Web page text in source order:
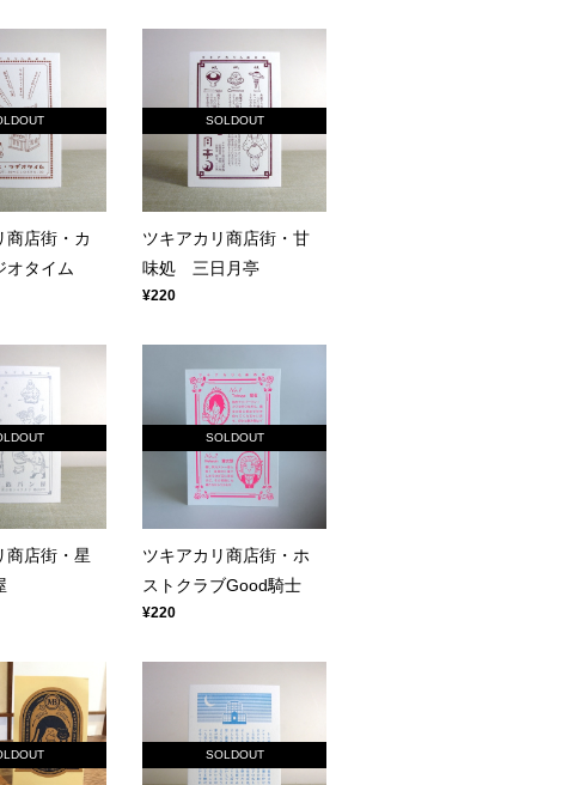
商店街・カ
オタイム
SOLDOUT
ツキアカリ商店街・甘
味処 三日月亭
¥220
商店街・星
SOLDOUT
ツキアカリ商店街・ホ
ストクラブGood騎士
¥220
SOLDOUT